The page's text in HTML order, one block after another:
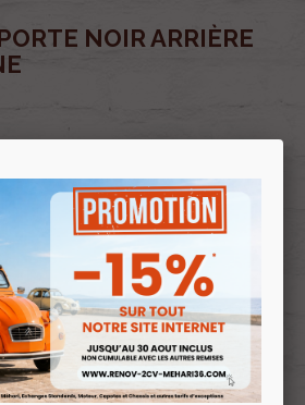
NOIR ARRIÈRE
€ TTC
27,20 €TTC
de prix remisés
Carte clubRenov 2cv